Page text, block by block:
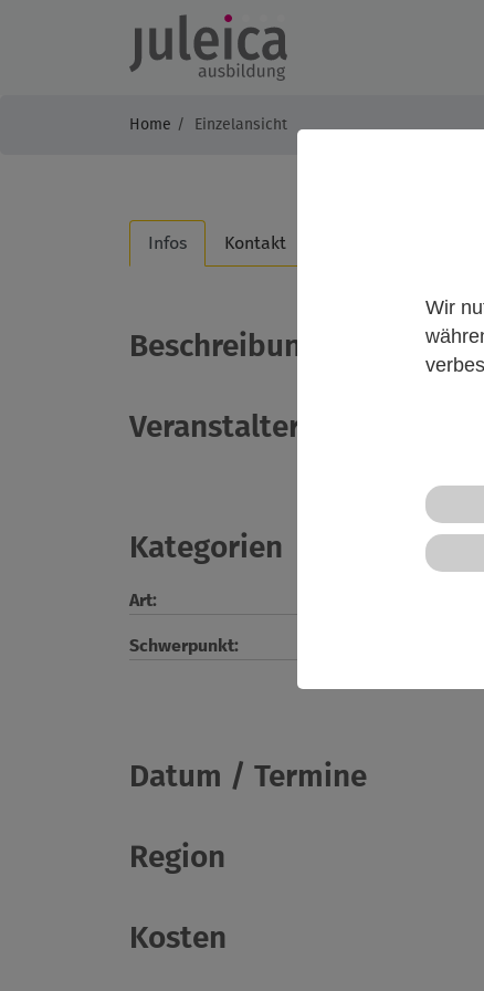
Wir
Home Einzelansicht
Infos Kontakt
Beschreibung
Veranstalter*in
Kategorien
Art:
Schwerpunkt:
Datum / Termine
Region
Kosten